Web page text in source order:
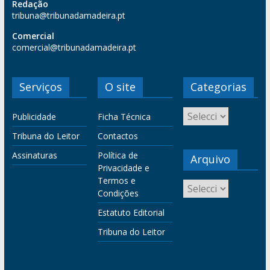
Redação
tribuna@tribunadamadeira.pt
Comercial
comercial@tribunadamadeira.pt
Serviços
Publicidade
Tribuna do Leitor
Assinaturas
O site
Ficha Técnica
Contactos
Política de
Privacidade e
Termos e
Condições
Estatuto Editorial
Tribuna do Leitor
Categorias
Arquivo